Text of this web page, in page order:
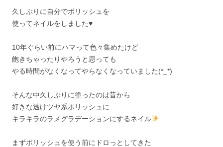
久しぶりに自分でポリッシュを
使ってネイルをしました♥
10年ぐらい前にハマって色々集めたけど
飽きちゃったりやろうと思っても
やる時間がなくなってやらなくなっていました(*_*)
そんな中久しぶりに塗ったのは昔から
好きな透けツヤ系ポリッシュに
キラキラのラメグラデーションにするネイル
まずポリッシュを使う前にドロっとしてきた